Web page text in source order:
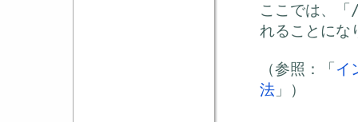
ここでは、
れることにな
（参照：「イ
法 」）